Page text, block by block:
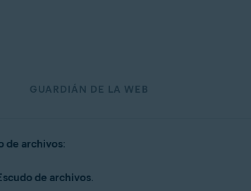
GUARDIÁN DE LA WEB
de archivos:
de archivos.